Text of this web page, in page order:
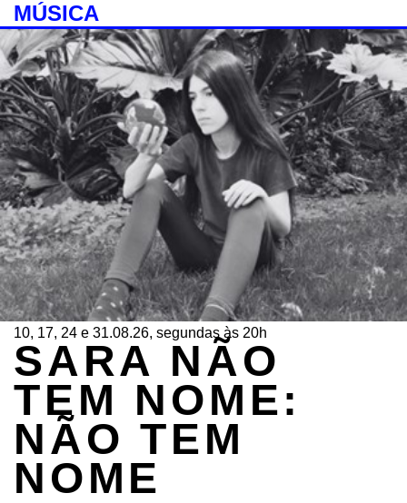
MÚSICA
10, 17, 24 e 31.08.26, segundas às 20h
SARA NÃO
TEM NOME:
NÃO TEM
NOME